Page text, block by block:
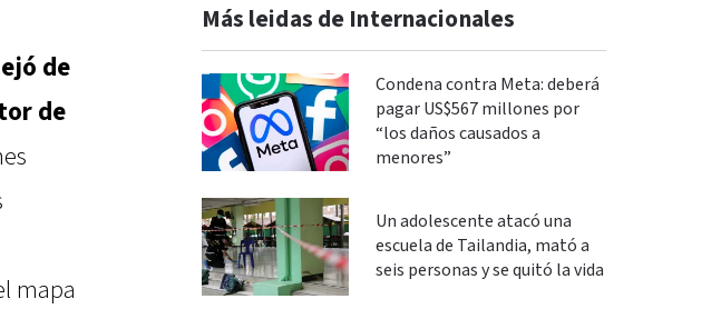
de
de
mapa
Más leidas de Internacionales
Condena contra Meta: deberá
pagar US$567 millones por
“los daños causados a
menores”
Un adolescente atacó una
escuela de Tailandia, mató a
seis personas y se quitó la vida